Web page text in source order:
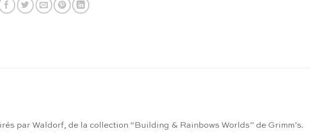
par Waldorf, de la collection “Building & Rainbows Worlds” de Grimm’s.